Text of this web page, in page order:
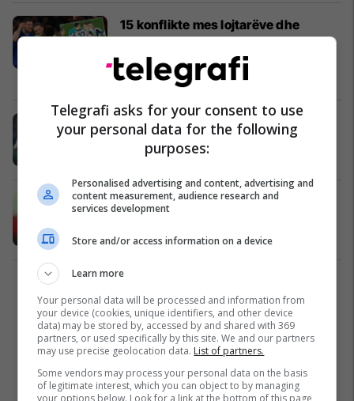
15 konflikte mes lojtarëve dhe
klubeve të tyre që ndodhën në vitin
2025
Ndërkombëtare 01/01/2026
Ylli i Interit në nivelin e Mbappe,
Haaland dhe Kane
Serie A 15/12/2025
A po i vjen fundi epokës
Lewandowski?
La Liga 12/12/2025
Telegrafi asks for your consent to use
your personal data for the following
purposes:
Personalised advertising and content, advertising and
content measurement, audience research and
services development
Store and/or access information on a device
Learn more
Your personal data will be processed and information from
your device (cookies, unique identifiers, and other device
data) may be stored by, accessed by and shared with 369
partners, or used specifically by this site. We and our partners
may use precise geolocation data. List of partners.
Some vendors may process your personal data on the basis
of legitimate interest, which you can object to by managing
your options below. Look for a link at the bottom of this page